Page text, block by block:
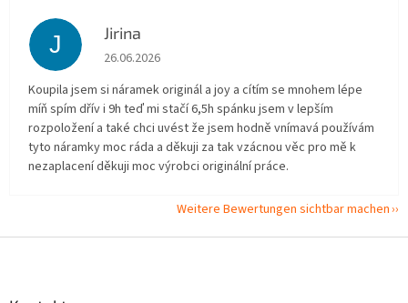
J Jirina
Die Shop-Bewertung beträgt 5 von 5 Sternen.
26.06.2026
Koupila jsem si náramek originál a joy a cítím se mnohem lépe
míň spím dřív i 9h teď mi stačí 6,5h spánku jsem v lepším
rozpoložení a také chci uvést že jsem hodně vnímavá používám
tyto náramky moc ráda a děkuji za tak vzácnou věc pro mě k
nezaplacení děkuji moc výrobci originální práce.
Weitere Bewertungen sichtbar machen